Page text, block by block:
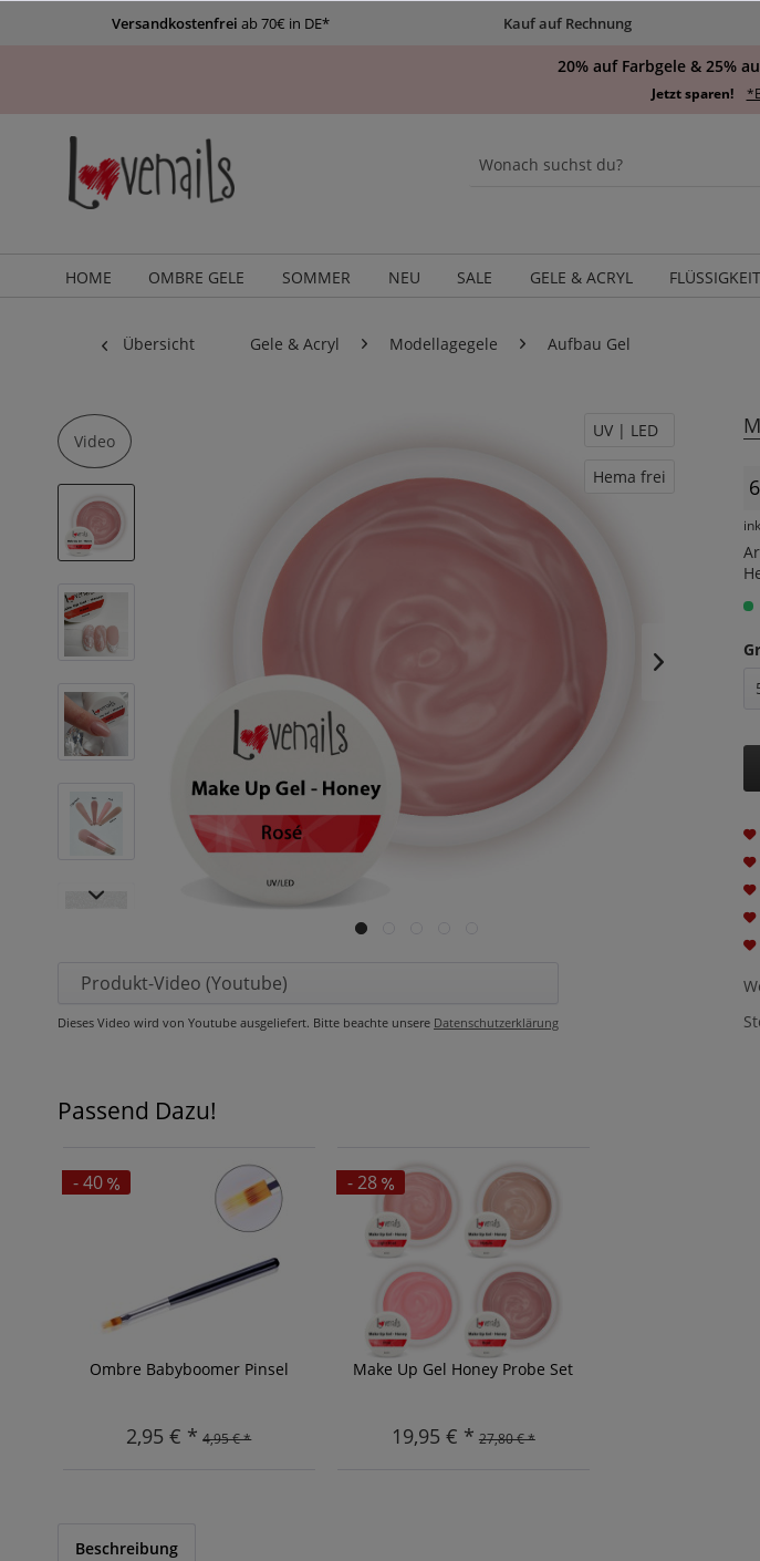
Versandkostenfrei ab 70€ in DE* Kauf auf Rechnung
20% auf Farbgele & 25%
Jetzt sparen!
HOME OMBRE GELE SOMMER NEU SALE GELE & ACRYL
Übersicht Gele & Acryl Modellagegele Aufbau Gel
UV | LED
Hema frei
Video
Produkt-Video (Youtube)
Dieses Video wird von Youtube ausgeliefert. Bitte beachte unsere Datenschutzerklärung
Passend Dazu!
- 40
Ombre Babyboomer Pinsel
2,95 € * 4,95 € *
- 28
Make Up Gel Honey Probe Set
19,95 € * 27,80 € *
Beschreibung